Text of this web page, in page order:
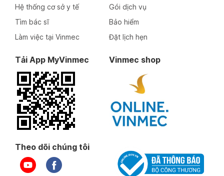
Hệ thống cơ sở y tế
Tìm bác sĩ
Làm việc tại Vinmec
Gói dịch vụ
Bảo hiểm
Đặt lịch hẹn
Tải App MyVinmec Vinmec shop
Theo dõi chúng tôi